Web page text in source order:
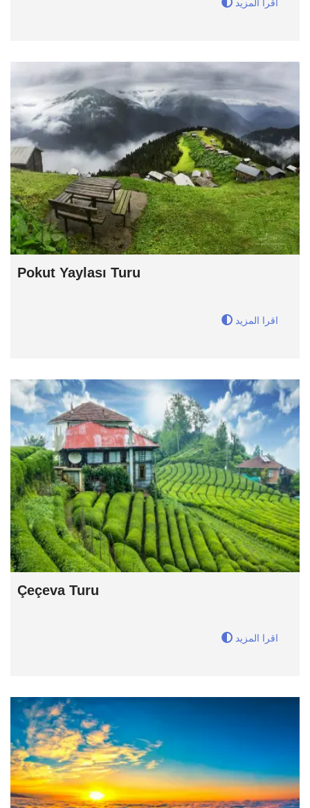
اقرا المزيد
Pokut Yaylası Turu
اقرا المزيد
Çeçeva Turu
اقرا المزيد